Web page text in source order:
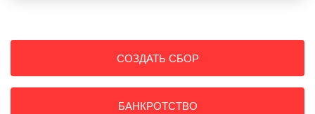
СОЗДАТЬ СБОР
БАНКРОТСТВО